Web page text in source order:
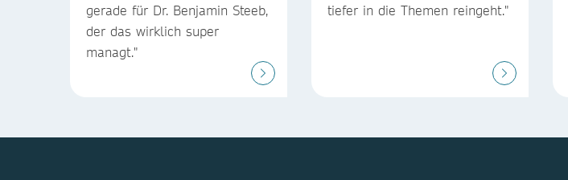
gerade für Dr. Benjamin Steeb,
der das wirklich super
managt."
tiefer in die Themen reingeht."